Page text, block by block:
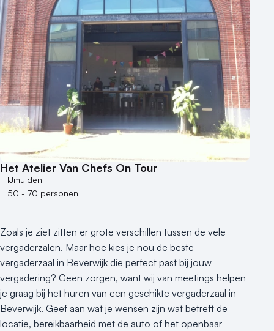
Het Atelier Van Chefs On Tour
IJmuiden
50 - 70 personen
Zoals je ziet zitten er grote verschillen tussen de vele
vergaderzalen. Maar hoe kies je nou de beste
vergaderzaal in Beverwijk die perfect past bij jouw
vergadering? Geen zorgen, want wij van meetings helpen
je graag bij het huren van een geschikte vergaderzaal in
Beverwijk. Geef aan wat je wensen zijn wat betreft de
locatie, bereikbaarheid met de auto of het openbaar